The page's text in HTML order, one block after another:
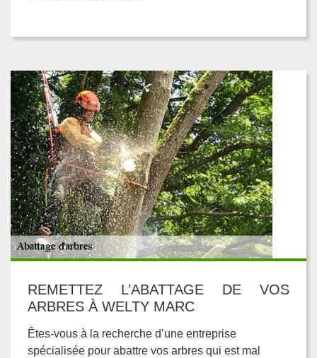
REMETTEZ L’ABATTAGE DE VOS
ARBRES À WELTY MARC
Êtes-vous à la recherche d’une entreprise
spécialisée pour abattre vos arbres qui est mal